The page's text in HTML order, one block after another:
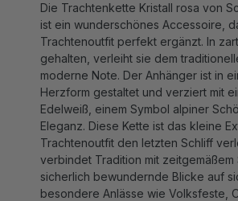
ist ein wunderschönes Accessoire,
Trachtenoutfit perfekt ergänzt. In
gehalten, verleiht sie dem
moderne Note. Der Anhänger ist in
Herzform gestaltet und verziert mit
Edelweiß, einem Symbol alpiner
Eleganz. Diese Kette ist das kleine
Trachtenoutfit den letzten Schliff
verbindet Tradition mit zeitgemäßem
sicherlich bewundernde Blicke auf
besondere Anlässe wie Volksfeste,
oder andere festliche